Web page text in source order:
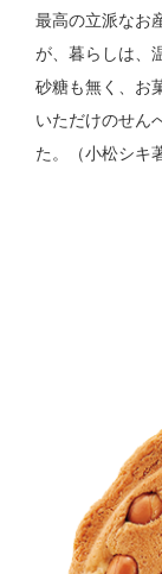
最高の立派なお
が、暮らしは、
砂糖も無く、お
いただけのせん
た。（小松シキ